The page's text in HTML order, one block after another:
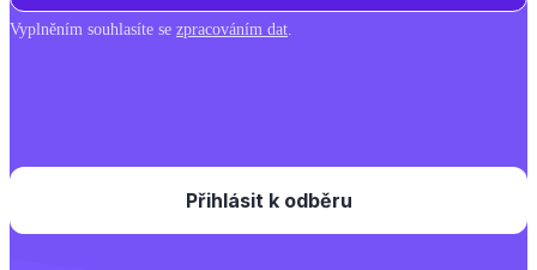
Vyplněním souhlasíte se zpracováním dat.